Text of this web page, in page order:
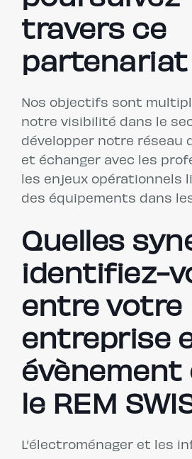
travers ce
partenariat
Nos objectifs sont
notre visibilité dans le
développer notre réseau
et échanger avec les
les enjeux opérationnels
des équipements dans
Quelles
identifiez-
entre votre
entreprise
évènement
le REM
L’électroménager et les